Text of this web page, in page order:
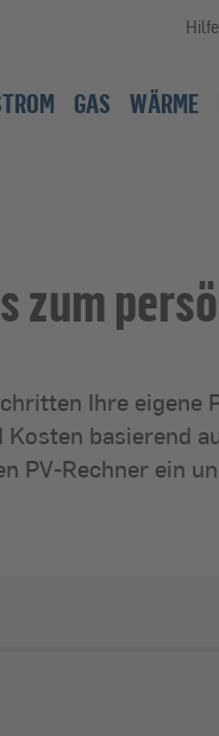
GAS WÄRME
zum
Ihre
basierend
PV-Rechner ein